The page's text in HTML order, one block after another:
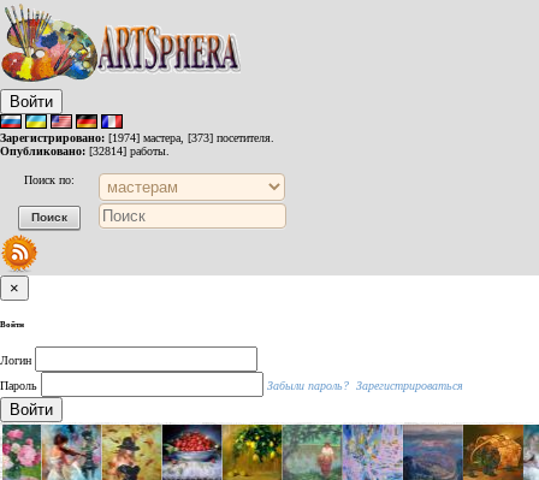
Войти
Зарегистрировано: [1974] мастера, [373] посетителя.
Опубликовано: [32814] работы.
Поиск по:
×
Войти
Логин
Пароль
Забыли пароль? Зарегистрироваться
Войти